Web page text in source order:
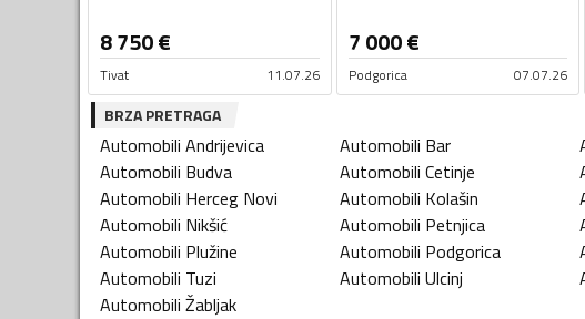
8 750€
Tivat 11.07.26
7 000€
Podgorica 07.07.26
BRZA PRETRAGA
Automobili Andrijevica Automobili Bar
Automobili Budva Automobili Cetinje
Automobili Herceg Novi Automobili Kolašin
Automobili Nikšić Automobili Petnjica
Automobili Plužine Automobili Podgorica
Automobili Tuzi Automobili Ulcinj
Automobili Žabljak